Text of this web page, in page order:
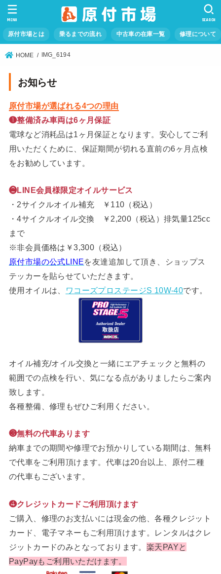
原付市場とは 乗るまでの流れ 中古車の在庫一覧 修理について
SEARCH
MENU
HOME IMG_6194
お知らせ
原付市場が選ばれる4つの理由
❶整備済み車両は6ヶ月保証
電球など消耗品は1ヶ月保証となります。安心してご利
用いただくために、保証期間が切れる直前の6ヶ月点検
をお勧めしています。
❷LINE会員様限定オイルサービス
・2サイクルオイル補充 ￥110（税込）
・4サイクルオイル交換 ￥2,200（税込）排気量125cc
まで
※非会員価格は￥3,300（税込）
原付市場の公式LINEを友達追加して頂き、ショップス
テッカーを貼らせていただきます。
使用オイルは、
ワコーズプロステージS 10W-40です。
オイル補充/オイル交換と一緒にエアチェックと無料の
範囲での点検を行い、気になる点がありましたらご案内
致します。
各種整備、修理もぜひご利用ください。
❸無料の代車あります
納車までの期間や修理でお預かりしている期間は、無料
で代車をご利用頂けます。代車は20台以上、原付二種
の代車もございます。
❹クレジットカードご利用頂けます
ご購入、修理のお支払いには現金の他、各種クレジット
カード、電子マネーもご利用頂けます。レンタルはクレ
ジットカードのみとなっております。 楽天PAYと
PayPayもご利用いただけます。